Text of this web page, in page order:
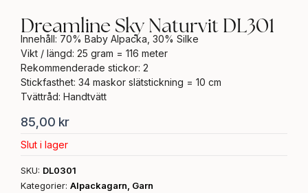
Dreamline Sky Naturvit DL301
Innehåll: 70% Baby Alpacka, 30% Silke
Vikt / längd: 25 gram = 116 meter
Rekommenderade stickor: 2
Stickfasthet: 34 maskor slätstickning = 10 cm
Tvättråd: Handtvätt
85,00 kr
Slut i lager
SKU: DL0301
Kategorier: Alpackagarn Garn